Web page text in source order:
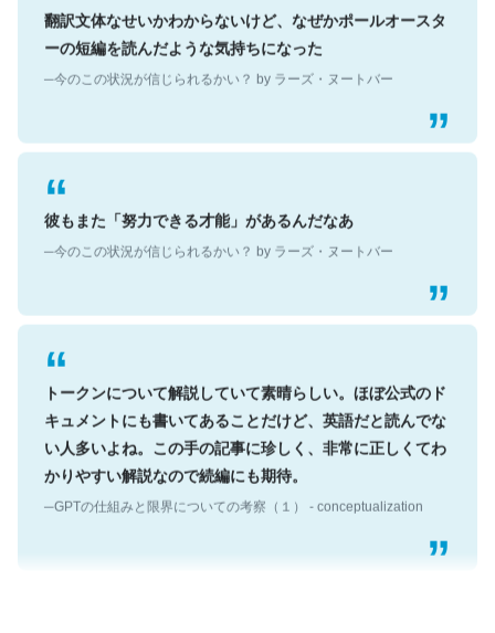
翻訳文体なせいかわからないけど、なぜかポールオースタ
ーの短編を読んだような気持ちになった
彼もまた「努力できる才能」があるんだなあ
トークンについて解説していて素晴らしい。ほぼ公式のド
キュメントにも書いてあることだけど、英語だと読んでな
い人多いよね。この手の記事に珍しく、非常に正しくてわ
かりやすい解説なので続編にも期待。
─GPTの仕組みと限界についての考察（１） - conceptualization